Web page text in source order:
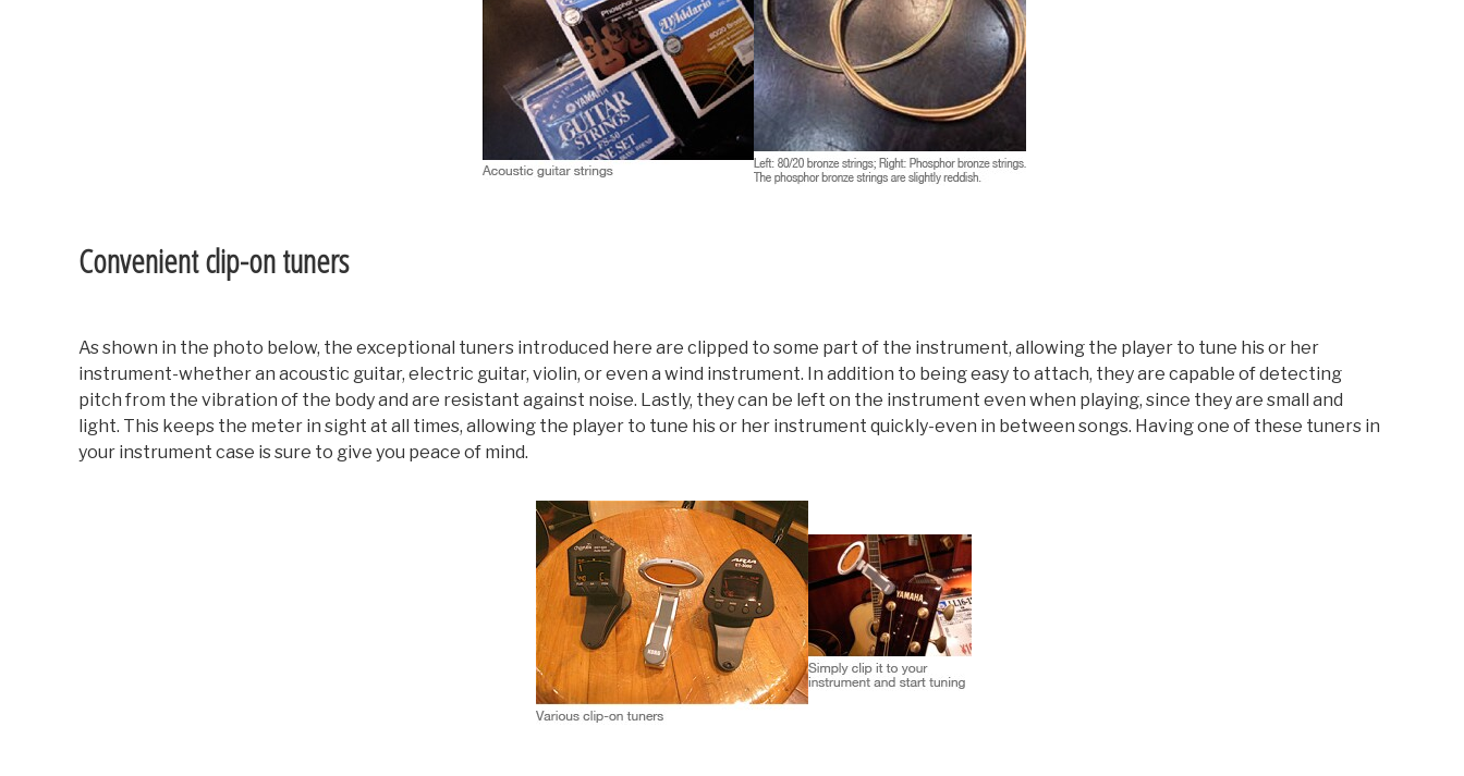
Convenient clip-on tuners
As shown in the photo below, the exceptional tuners introduced here are clipped to some part of the instrument, allowing the player to tune his or her
instrument-whether an acoustic guitar, electric guitar, violin, or even a wind instrument. In addition to being easy to attach, they are capable of detecting
pitch from the vibration of the body and are resistant against noise. Lastly, they can be left on the instrument even when playing, since they are small and
light. This keeps the meter in sight at all times, allowing the player to tune his or her instrument quickly-even in between songs. Having one of these tuners in
your instrument case is sure to give you peace of mind.